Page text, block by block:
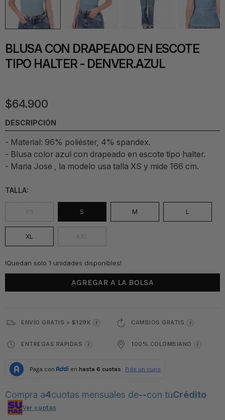
BLUSA CON DRAPEADO EN ESCOTE
TIPO HALTER - DENVER.AZUL
$64.900
DESCRIPCIÓN
- Material: 96% poliéster, 4% spandex.
- Blusa color azul con drapeado en escote tipo halter.
- Maria Jose , la modelo usa talla XS y mide 166 cm.
TALLA:
XS S M L
XL XXL
!Quedan solo 1 unidades disponibles!
AGREGAR A LA BOLSA
ENVÍO GRATIS > $129K i CAMBIOS GRATIS i
ENTREGAS RÁPIDAS i 100% COLOMBIANO i
Compra a4cuotas mensuales de--con tuCrédito
Ver cuotas